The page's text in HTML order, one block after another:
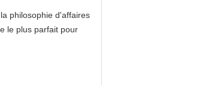
philosophie d'affaires
le plus parfait pour